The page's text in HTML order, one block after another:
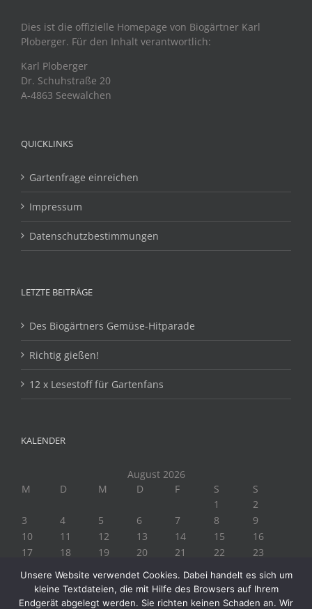
Dies ist die offizielle Homepage von Biogärtner Karl
Ploberger. Für den Inhalt verantwortlich:
Karl Ploberger
Dr. Schuhstraße 20
A-4863 Seewalchen
QUICKLINKS
Gartenfrage einreichen
Impressum
Datenschutzbestimmungen
LETZTE BEITRÄGE
Des Biogärtners Gemüse-Hitparade
Richtig gießen!
12 x Lesestoff für Gartenfans
KALENDER
August 2026
M
D M D F S
S
1
2
3
4 5 6 7 8
9
10
11 12 13 14 15
16
17
18 19 20 21 22
23
« Juli
Unsere Website verwendet Cookies. Dabei handelt es sich um
kleine Textdateien, die mit Hilfe des Browsers auf Ihrem
Endgerät abgelegt werden. Sie richten keinen Schaden an. Wir